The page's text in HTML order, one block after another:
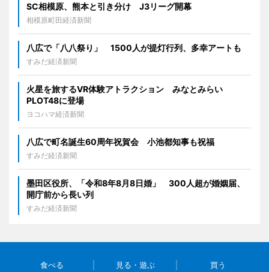
SC相模原、熊本と引き分け J3リーグ開幕
相模原町田経済新聞
八広で「八八祭り」 1500人が提灯行列、多幸アートも
すみだ経済新聞
火星を旅するVR体験アトラクション みなとみらい
PLOT48に登場
ヨコハマ経済新聞
八広で町名誕生60周年祝賀会 小池都知事も祝福
すみだ経済新聞
墨田区役所、「令和8年8月8日婚」 300人超が婚姻届、
開庁前から長い列
すみだ経済新聞
食べる 見る・遊ぶ 買う